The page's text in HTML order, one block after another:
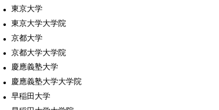
東京大学
東京大学大学院
京都大学
京都大学大学院
慶應義塾大学
慶應義塾大学大学院
早稲田大学